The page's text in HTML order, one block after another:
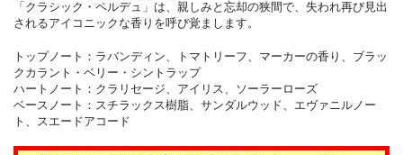
「クラシック・ペルデュ」は、親しみと忘却の狭間で、失われ再び見出
されるアイコニックな香りを呼び覚まします。
トップノート：ラバンディン、トマトリーフ、マーカーの香り、ブラッ
クカラント・ベリー・シントラップ
ハートノート：クラリセージ、アイリス、ソーラーローズ
ベースノート：スチラックス樹脂、サンダルウッド、エヴァニルノー
ト、スエードアコード